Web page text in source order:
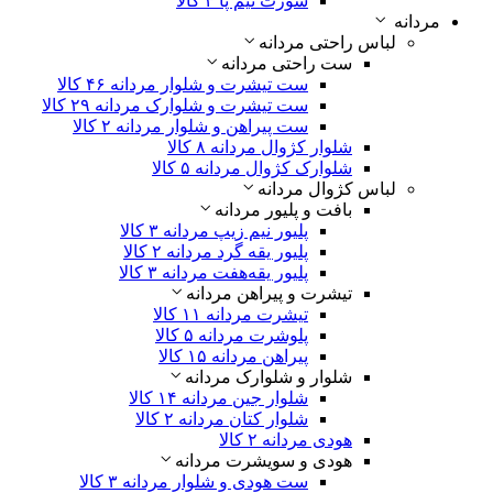
مردانه
لباس راحتی مردانه
ست راحتی مردانه
ست تیشرت و شلوار مردانه
ست تیشرت و شلوارک مردانه
ست پیراهن و شلوار مردانه
شلوار کژوال مردانه
شلوارک کژوال مردانه
لباس کژوال مردانه
بافت و پلیور مردانه
پلیور نیم زیپ مردانه
پلیور یقه گرد مردانه
پلیور یقه‌هفت مردانه
تیشرت و پیراهن مردانه
تیشرت مردانه
پلوشرت مردانه
پیراهن مردانه
شلوار و شلوارک مردانه
شلوار جین مردانه
شلوار کتان مردانه
هودی مردانه
هودی و سویشرت مردانه
ست هودی و شلوار مردانه